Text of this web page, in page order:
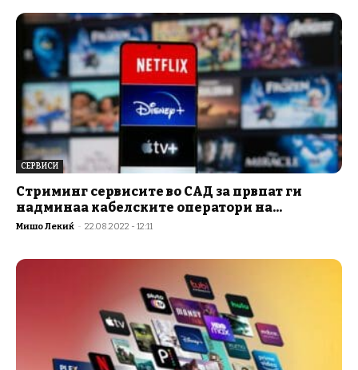
СЕРВИСИ
Стриминг сервисите во САД за првпат ги
надминаа кабелските оператори на...
Мишо Лекиќ - 22.08.2022 - 12:11